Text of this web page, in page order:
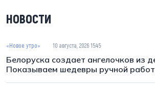
НОВОСТИ
«Новое утро» 10 августа, 2026 15:45
Белоруска создает ангелочков из
Показываем шедевры ручной